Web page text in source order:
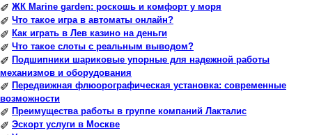
✐ ЖК Marine garden: роскошь и комфорт у моря
✐ Что такое игра в автоматы онлайн?
✐ Как играть в Лев казино на деньги
✐ Что такое слоты с реальным выводом?
✐ Подшипники шариковые упорные для надежной работы
механизмов и оборудования
✐ Передвижная флюорографическая установка: современные
возможности
✐ Преимущества работы в группе компаний Лакталис
✐ Эскорт услуги в Москве